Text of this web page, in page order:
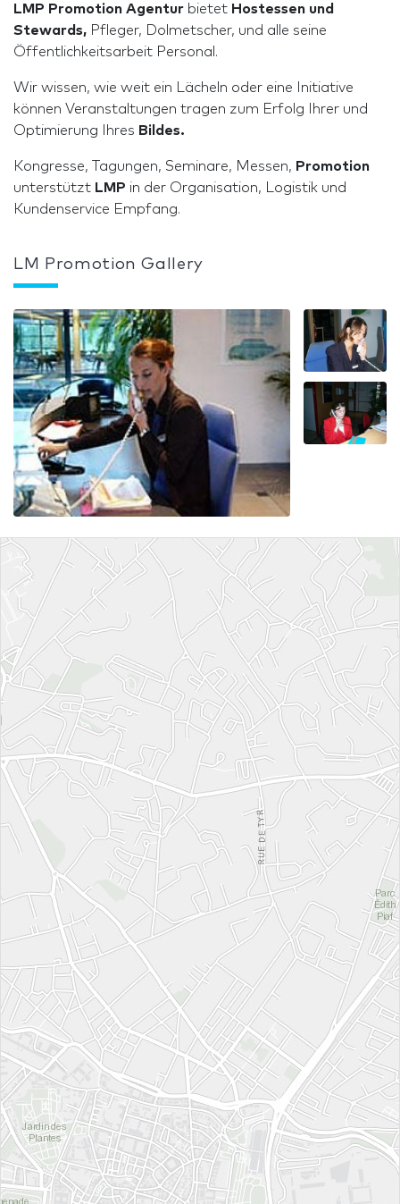
LMP Promotion Agentur bietet Hostessen und
Stewards, Pfleger, Dolmetscher, und alle seine
Öffentlichkeitsarbeit Personal.
Wir wissen, wie weit ein Lächeln oder eine Initiative
können Veranstaltungen tragen zum Erfolg Ihrer und
Optimierung Ihres Bildes.
Kongresse, Tagungen, Seminare, Messen, Promotion
unterstützt LMP in der Organisation, Logistik und
Kundenservice Empfang.
LM Promotion Gallery